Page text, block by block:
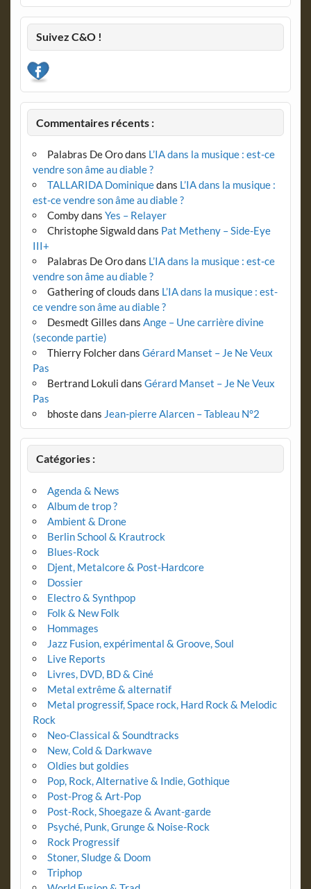
Suivez C&O !
Commentaires récents :
Palabras De Orodans L’IA dans la musique : est-ce
vendre son âme au diable ?
TALLARIDA Dominiquedans L’IA dans la musique :
est-ce vendre son âme au diable ?
Combydans Yes – Relayer
Christophe Sigwalddans Pat Metheny – Side-Eye
III+
Palabras De Orodans L’IA dans la musique : est-ce
vendre son âme au diable ?
Gathering of clouds dans L’IA dans la musique : est-
ce vendre son âme au diable ?
Desmedt Gilles dans Ange – Une carrière divine
(seconde partie)
Thierry Folcherdans Gérard Manset – Je Ne Veux
Pas
Bertrand Lokuli dans Gérard Manset – Je Ne Veux
Pas
bhostedans Jean-pierre Alarcen – Tableau N°2
Catégories :
Agenda & News
Album de trop ?
Ambient & Drone
Berlin School & Krautrock
Blues-Rock
Djent, Metalcore & Post-Hardcore
Dossier
Electro & Synthpop
Folk & New Folk
Hommages
Jazz Fusion, expérimental & Groove, Soul
Live Reports
Livres, DVD, BD & Ciné
Metal extrême & alternatif
Metal progressif, Space rock, Hard Rock & Melodic
Rock
Neo-Classical & Soundtracks
New, Cold & Darkwave
Oldies but goldies
Pop, Rock, Alternative & Indie, Gothique
Post-Prog & Art-Pop
Post-Rock, Shoegaze & Avant-garde
Psyché, Punk, Grunge & Noise-Rock
Rock Progressif
Stoner, Sludge & Doom
Triphop